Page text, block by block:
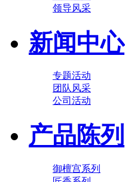
领导风采
新闻中心
专题活动
团队风采
公司活动
产品陈列
御檀宫系列